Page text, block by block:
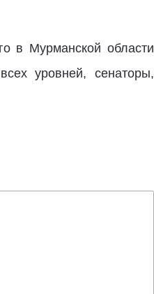
в Мурманской области
уровней, сенаторы,